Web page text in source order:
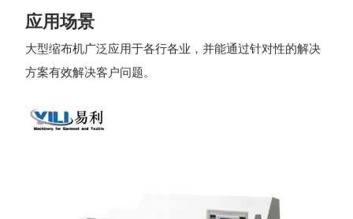
应用场景
大型缩布机广泛应用于各行各业，并能通过针对性的解决
方案有效解决客户问题。